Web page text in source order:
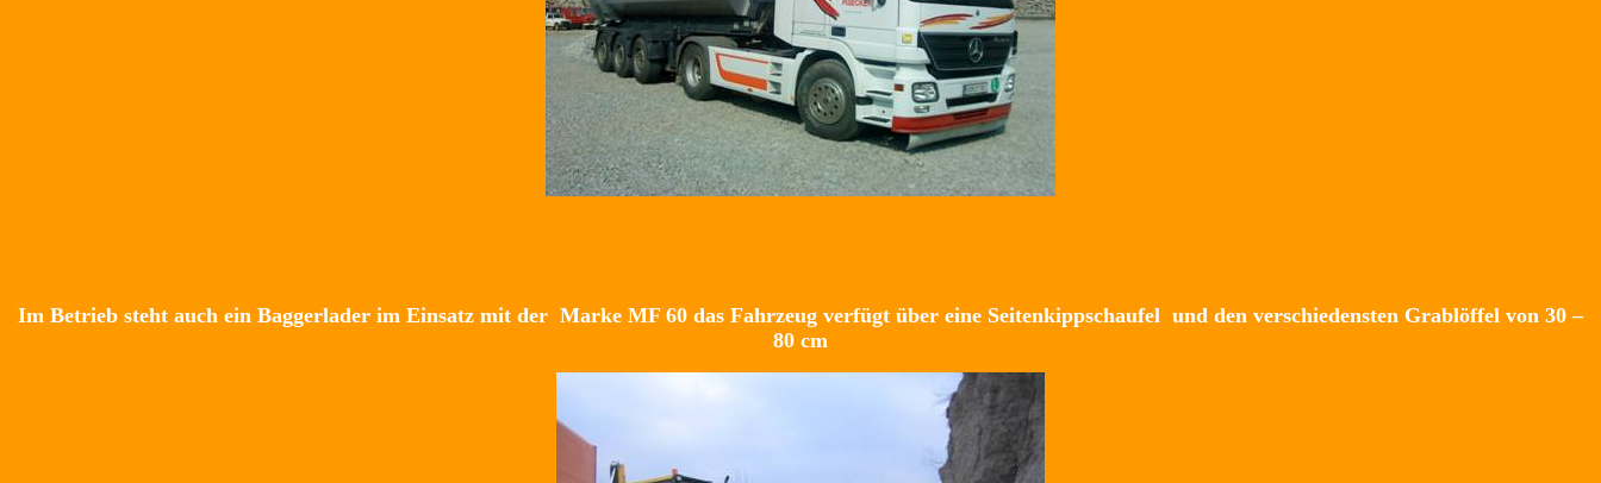
Im Betrieb steht auch ein Baggerlader im Einsatz mit der Marke MF 60 das Fahrzeug verfügt über eine Seitenkippschaufel und den verschiedensten Grablöffel von 30 –
80 cm